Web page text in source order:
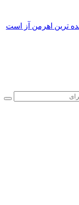
ترین اهرمن آز است